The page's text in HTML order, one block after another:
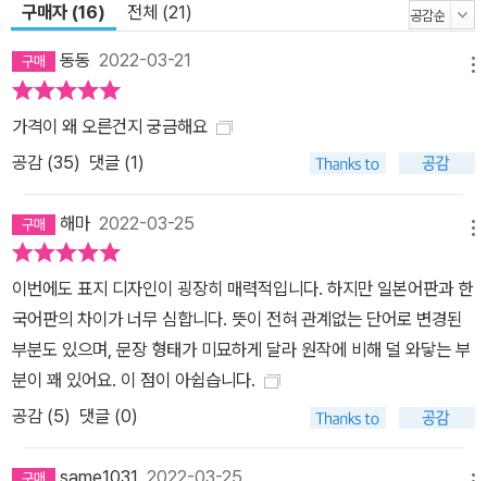
구매자 (16) 전체 (21)
동동 2022-03-21
가격이 왜 오른건지 궁금해요
공감 (35) 댓글 (1)
해마 2022-03-25
이번에도 표지 디자인이 굉장히 매력적입니다. 하지만 일본어판과 한
국어판의 차이가 너무 심합니다. 뜻이 전혀 관계없는 단어로 변경된
부분도 있으며, 문장 형태가 미묘하게 달라 원작에 비해 덜 와닿는 부
분이 꽤 있어요. 이 점이 아쉽습니다.
공감 (5) 댓글 (0)
same1031 2022-03-25